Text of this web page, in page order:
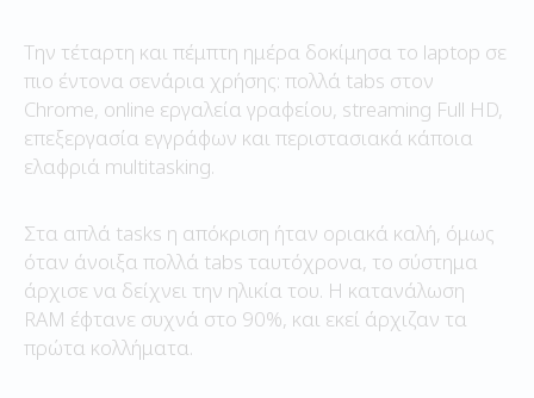
Την τέταρτη και πέμπτη ημέρα δοκίμησα το laptop σε
πιο έντονα σενάρια χρήσης: πολλά tabs στον
Chrome, online εργαλεία γραφείου, streaming Full HD,
επεξεργασία εγγράφων και περιστασιακά κάποια
ελαφριά multitasking.
Στα απλά tasks η απόκριση ήταν οριακά καλή, όμως
όταν άνοιξα πολλά tabs ταυτόχρονα, το σύστημα
άρχισε να δείχνει την ηλικία του. Η κατανάλωση
RAM έφτανε συχνά στο 90%, και εκεί άρχιζαν τα
πρώτα κολλήματα.